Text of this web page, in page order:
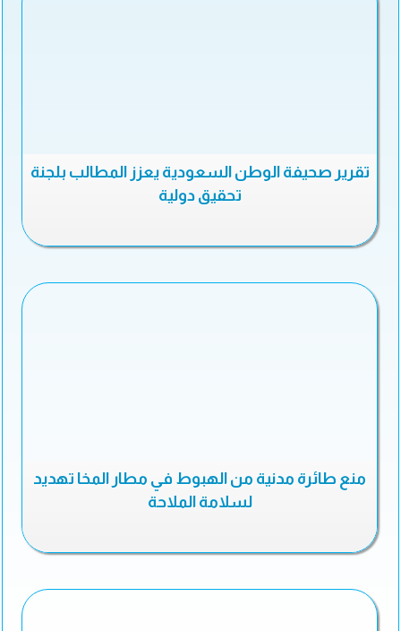
تقرير صحيفة الوطن السعودية يعزز المطالب بلجنة
تحقيق دولية
منع طائرة مدنية من الهبوط في مطار المخا تهديد
لسلامة الملاحة